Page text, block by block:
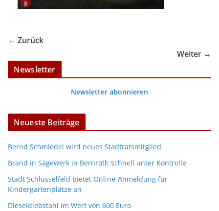
← Zurück
Weiter →
Newsletter
Newsletter abonnieren
Neueste Beiträge
Bernd Schmiedel wird neues Stadtratsmitglied
Brand in Sägewerk in Bernroth schnell unter Kontrolle
Stadt Schlüsselfeld bietet Online-Anmeldung für
Kindergartenplätze an
Dieseldiebstahl im Wert von 600 Euro